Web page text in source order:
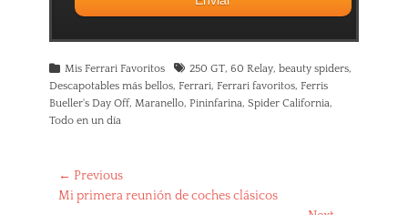
Categories
Mis Ferrari Favoritos Tags250 GT, 60 Relay, beauty spiders,
Descapotables más bellos, Ferrari, Ferrari favoritos, Ferris
Bueller's Day Off, Maranello, Pininfarina, Spider California,
Todo en un día
Navegación
de
← Previous
Previous
Mi primera reunión de coches clásicos